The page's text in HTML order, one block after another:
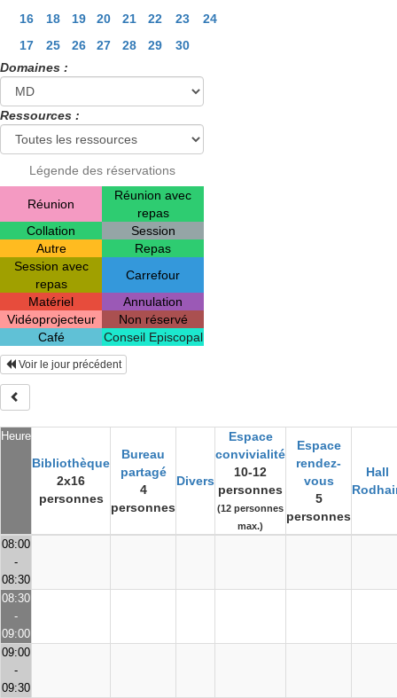
16
18 19 20 21 22 23
24
17
25 26 27 28 29
30
Domaines :
Ressources :
Légende des réservations
Réunion
Réunion avec
repas
Collation
Session
Autre
Repas
Session avec
repas
Carrefour
Matériel
Annulation
Vidéoprojecteur
Non réservé
Café
Conseil Episcopal
Heure
Bibliothèque
2x16
personnes
Bureau
partagé
4
personnes
Divers
Espace
convivialité
10-12
personnes
(12 personnes
max.)
Espace
rendez-
vous
5
personnes
Hall
Voir le jour précédent
08:00
-
08:30
08:30
-
09:00
09:00
-
09:30